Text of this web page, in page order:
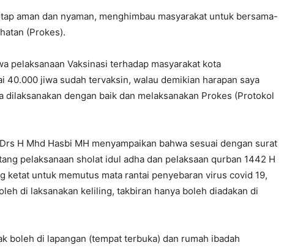
aman dan nyaman, menghimbau masyarakat untuk bersama-
(Prokes).
pelaksanaan Vaksinasi terhadap masyarakat kota
40.000 jiwa sudah tervaksin, walau demikian harapan saya
dilaksanakan dengan baik dan melaksanakan Prokes (Protokol
H Mhd Hasbi MH menyampaikan bahwa sesuai dengan surat
pelaksanaan sholat idul adha dan pelaksaan qurban 1442 H
ketat untuk memutus mata rantai penyebaran virus covid 19,
di laksanakan keliling, takbiran hanya boleh diadakan di
boleh di lapangan (tempat terbuka) dan rumah ibadah